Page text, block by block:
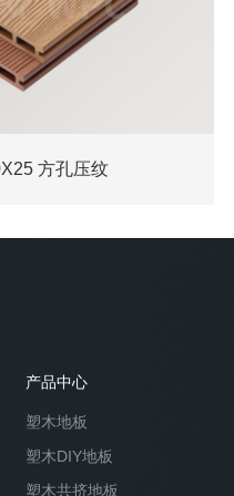
方孔压纹
产品中心
塑木地板
塑木DIY地板
塑木共挤地板